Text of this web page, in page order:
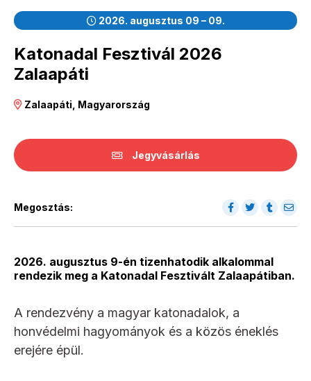
2026. augusztus 09 – 09.
Katonadal Fesztivál 2026
Zalaapáti
Zalaapáti, Magyarország
Jegyvásárlás
Megosztás:
2026. augusztus 9-én tizenhatodik alkalommal
rendezik meg a Katonadal Fesztivált Zalaapátiban.
A rendezvény a magyar katonadalok, a
honvédelmi hagyományok és a közös éneklés
erejére épül.